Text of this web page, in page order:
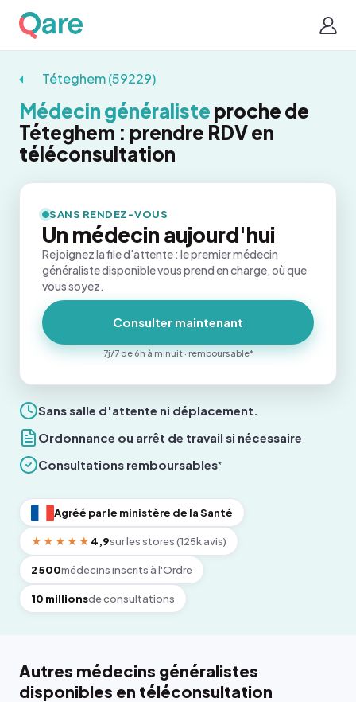
Téteghem (59229)
Médecin généraliste proche de
Téteghem : prendre RDV en
téléconsultation
Sans salle d'attente ni déplacement.
Ordonnance ou arrêt de travail si nécessaire
Consultations remboursables*
Agréé par le ministère de la Santé
★★★★★ 4,9sur les stores (125k avis)
2 500médecins inscrits à l'Ordre
10 millionsde consultations
SANS RENDEZ-VOUS
Un médecin aujourd'hui
Rejoignez la file d'attente : le premier médecin
généraliste disponible vous prend en charge, où que
vous soyez.
Consulter maintenant
7j/7 de 6h à minuit · remboursable*
Autres médecins généralistes
disponibles en téléconsultation